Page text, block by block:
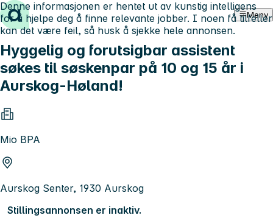
Hopp til innhold Meny
Hyggelig og forutsigbar assistent
søkes til søskenpar på 10 og 15 år i
Aurskog-Høland!
Mio BPA
Aurskog Senter, 1930 Aurskog
Stillingsannonsen er inaktiv.
Denne informasjonen er hentet ut av kunstig intelligens
for å hjelpe deg å finne relevante jobber. I noen få tilfeller
kan det være feil, så husk å sjekke hele annonsen.